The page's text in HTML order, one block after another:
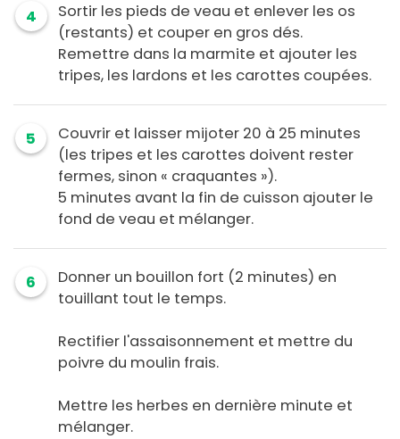
4
Sortir les pieds de veau et enlever les os
(restants) et couper en gros dés.
Remettre dans la marmite et ajouter les
tripes, les lardons et les carottes coupées.
5
Couvrir et laisser mijoter 20 à 25 minutes
(les tripes et les carottes doivent rester
fermes, sinon « craquantes »).
5 minutes avant la fin de cuisson ajouter le
fond de veau et mélanger.
6
Donner un bouillon fort (2 minutes) en
touillant tout le temps.
Rectifier l'assaisonnement et mettre du
poivre du moulin frais.
Mettre les herbes en dernière minute et
mélanger.